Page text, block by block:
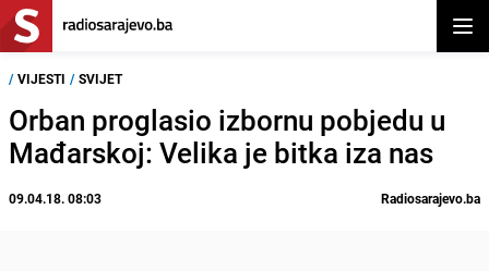
/ VIJESTI / SVIJET
Orban proglasio izbornu pobjedu u
Mađarskoj: Velika je bitka iza nas
09.04.18. 08:03 Radiosarajevo.ba